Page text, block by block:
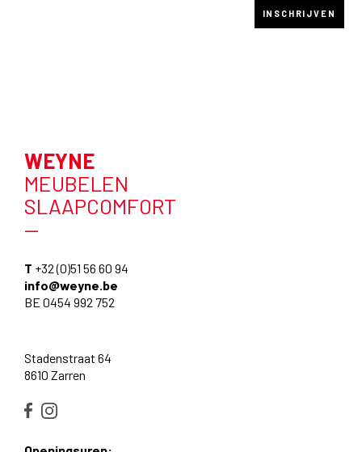
WEYNE
MEUBELEN
SLAAPCOMFORT
—
T +32 (0)51 56 60 94
info@weyne.be
BE 0454 992 752
Stadenstraat 64
8610 Zarren